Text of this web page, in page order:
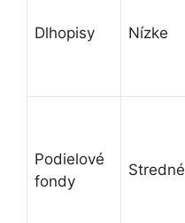
Dlhopisy Nízke
Podielové
fondy
Stredné